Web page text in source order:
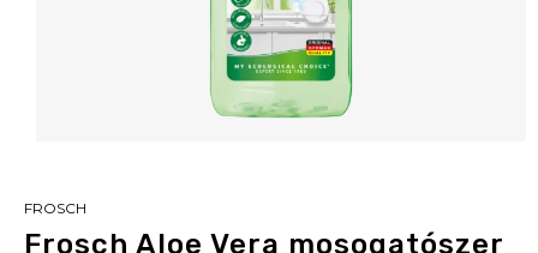
FROSCH
Frosch Aloe Vera mosogatószer